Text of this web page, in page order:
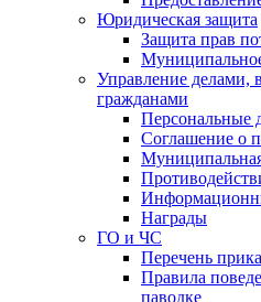
Юридическая защита
Защита прав
Управление делами,
гражданами
Персональные
Соглашение о
Награды
ГО и ЧС
Перечень
Правила
паводке